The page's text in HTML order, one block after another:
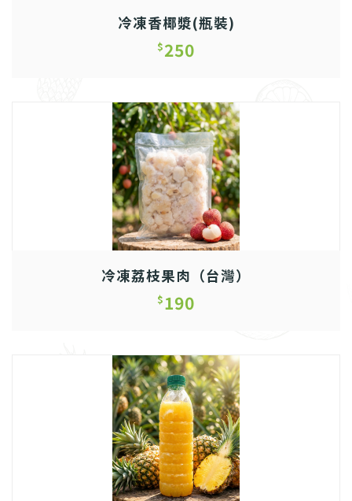
冷凍香椰漿(瓶裝)
$250
冷凍荔枝果肉（台灣）
$190